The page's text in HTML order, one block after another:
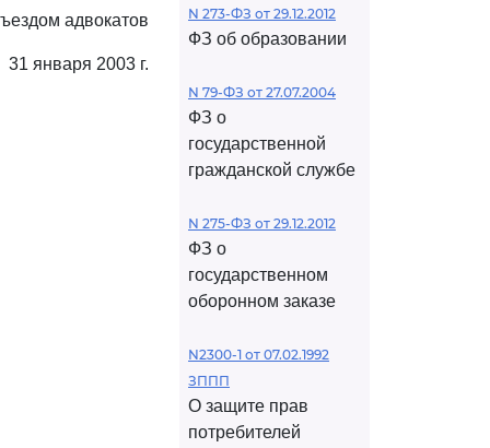
адвокатов
31 января 2003 г.
N 273-ФЗ от 29.12.2012
ФЗ об образовании
N 79-ФЗ от 27.07.2004
ФЗ о
государственной
гражданской службе
N 275-ФЗ от 29.12.2012
ФЗ о
государственном
оборонном заказе
N2300-1 от 07.02.1992
ЗППП
О защите прав
потребителей